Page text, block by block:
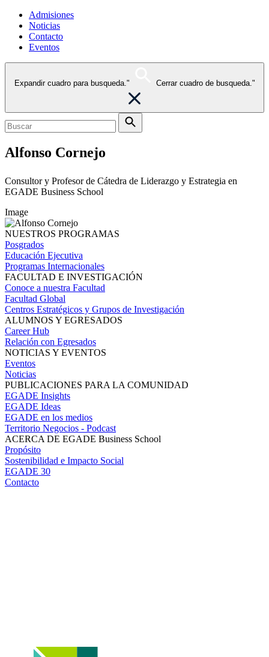
Admisiones
Noticias
Contacto
Eventos
Expandir cuadro para busqueda." Cerrar cuadro de busqueda."
Alfonso Cornejo
Consultor y Profesor de Cátedra de Liderazgo y Estrategia en
EGADE Business School
Image
NUESTROS PROGRAMAS
Posgrados
Educación Ejecutiva
Programas Internacionales
FACULTAD E INVESTIGACIÓN
Conoce a nuestra Facultad
Facultad Global
Centros Estratégicos y Grupos de Investigación
ALUMNOS Y EGRESADOS
Career Hub
Relación con Egresados
NOTICIAS Y EVENTOS
Eventos
Noticias
PUBLICACIONES PARA LA COMUNIDAD
EGADE Insights
EGADE Ideas
EGADE en los medios
Territorio Negocios - Podcast
ACERCA DE EGADE Business School
Propósito
Sostenibilidad e Impacto Social
EGADE 30
Contacto